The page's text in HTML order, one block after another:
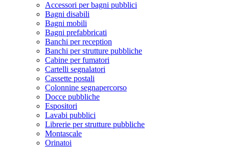
Accessori per bagni pubblici
Bagni disabili
Bagni mobili
Bagni prefabbricati
Banchi per reception
Banchi per strutture pubbliche
Cabine per fumatori
Cartelli segnalatori
Cassette postali
Colonnine segnapercorso
Docce pubbliche
Espositori
Lavabi pubblici
Librerie per strutture pubbliche
Montascale
Orinatoi